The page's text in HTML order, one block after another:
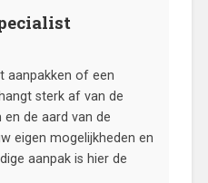
aanpakken of een
sterk af van de
de aard van de
eigen mogelijkheden en
aanpak is hier de